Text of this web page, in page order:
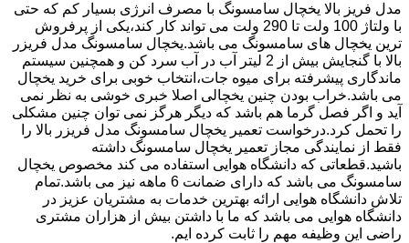
مدل فریز بالا یخچال سامسونگ با مصرف انرژی بسیار کم که حتی
با ولتاژ 100 ولت تا 290 ولت می تواند کار کند،یکی از پرفروش
ترین یخچال های سامسونگ می باشد.یخچال سامسونگ مدل فریزر
بالا با گنجایش بیش از 2 لیتر آب در آب سرد کن و همچنین سیستم
ماندگاری پیشرفته برای میوه جات،انتخاب خوبی برای خرید یخچال
می باشد.خراب بودن چنین یخچالی اصلا خبری خوشی به نظر نمی
آید و اگر فصل گرما هم باشد که دیگر هرگز نمی توان چنین مشکلی
را تحمل کرد.درخواست تعمیر یخچال سامسونگ مدل فریزر بالا را
فقط از نمایندگی مجاز تعمیر یخچال سامسونگ داشته
باشید.قطعاتی که دانشگاه هوایی استفاده می کند مخصوص یخچال
سامسونگ می باشد که دارای ضمانت 6 ماهه نیز می باشد.تمام
تلاش دانشگاه هوایی ارائه بهترین خدمات به مشتریان عزیز در
دانشگاه هوایی می باشد که ما با داشتن بیش از هزاران مشتری
راضی این وظیفه مهم را ثابت کرده ایم.